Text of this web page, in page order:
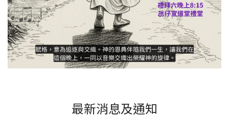
最新消息及通知